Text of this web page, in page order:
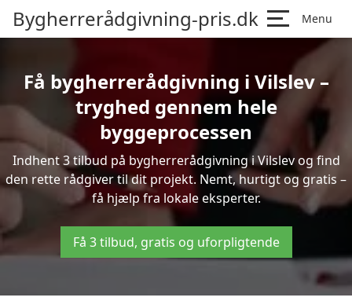
Bygherrerådgivning-pris.dk Menu
Få bygherrerådgivning i Vilslev –
tryghed gennem hele
byggeprocessen
Indhent 3 tilbud på bygherrerådgivning i Vilslev og find
den rette rådgiver til dit projekt. Nemt, hurtigt og gratis –
få hjælp fra lokale eksperter.
Få 3 tilbud, gratis og uforpligtende